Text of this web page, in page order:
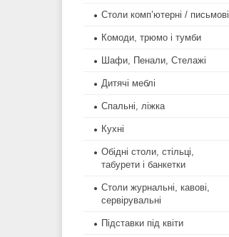
Столи комп’ютерні / письмові
Комоди, трюмо і тумби
Шафи, Пенали, Стелажі
Дитячі меблі
Спальні, ліжка
Кухні
Обідні столи, стільці,
табурети і банкетки
Столи журнальні, кавові,
сервірувальні
Підставки під квіти